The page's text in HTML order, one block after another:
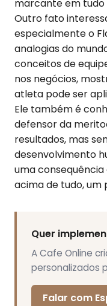
marcante em tudo
Outro fato
especialmente o
analogias do
conceitos de
nos negócios,
atleta pode ser
Ele também é
defensor da
resultados, mas
desenvolvimento
uma
acima de tudo, um
Quer
A Cafe Online
personalizados
Falar com